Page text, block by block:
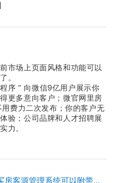
市场上页面风格和功能可以
。
序 ” 向微信9亿用户展示你
更多意向客户；微官网里房
费力二次发布；你的客户无
验；公司品牌和人才招聘展
力。
哪个软件购买房客源管理系统可以附带中介官网的，想要做一下网路推广